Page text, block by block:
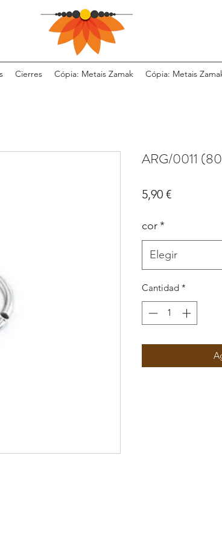
Cierres Cópia: Metais Zamak Cópia: Metais
ARG/0011
5,90 €Precio
cor*
Elegir
Cantidad *